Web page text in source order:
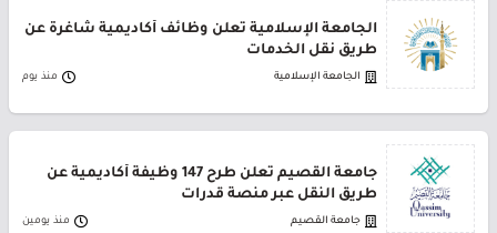
الجامعة الإسلامية تعلن وظائف أكاديمية شاغرة عن
طريق نقل الخدمات
الجامعة الإسلامية منذ يوم
جامعة القصيم تعلن طرح 147 وظيفة أكاديمية عن
طريق النقل عبر منصة قدرات
جامعة القصيم منذ يومين